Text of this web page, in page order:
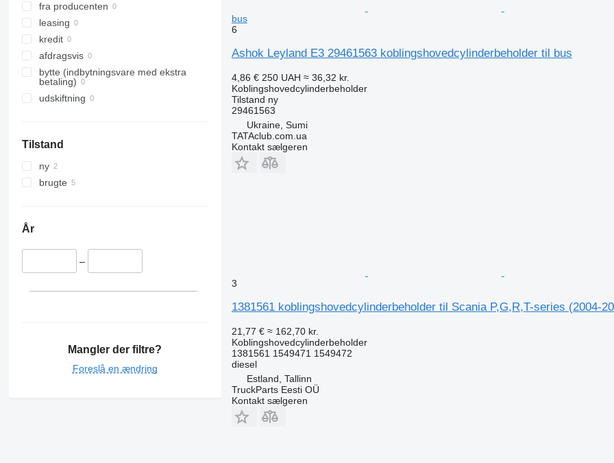
fra producenten
leasing
kredit
afdragsvis
bytte (indbytningsvare med ekstra
betaling)
udskiftning
Tilstand
ny
brugte
År
–
Mangler der filtre?
Foreslå en ændring
bus
6
Ashok Leyland E3 29461563 koblingshovedcylinderbeholder til bus
4,86 € 250 UAH ≈ 36,32 kr.
Koblingshovedcylinderbeholder
Tilstand ny
29461563
Ukraine, Sumi
TATAclub.com.ua
Kontakt sælgeren
3
1381561 koblingshovedcylinderbeholder til Scania P,G,R,T-series (2004-
21,77 € ≈ 162,70 kr.
Koblingshovedcylinderbeholder
1381561 1549471 1549472
diesel
Estland, Tallinn
TruckParts Eesti OÜ
Kontakt sælgeren